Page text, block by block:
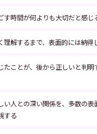
す時間が何よりも大切だと感じ
理解するまで、表面的には納得
たことが、後から正しいと判明
い人との深い関係を、多数の表
する